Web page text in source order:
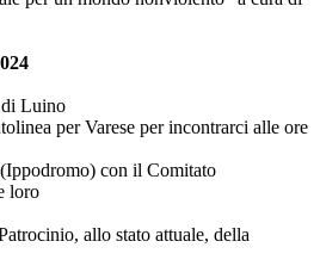
di Luino
per Varese per incontrarci alle ore
con il Comitato
loro
allo stato attuale, della